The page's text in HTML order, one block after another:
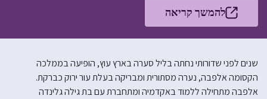
להמשך קריאה
שנים לפני שדורותי נחתה בליל סערה בארץ עוץ, הופיעה בממלכה
הקסומה אלפבה, נערה מסתורית ומבריקה בעלת עור ירוק כברקת.
אלפבה מתחילה ללמוד באקדמיה ומתחברת עם בת גילה גלינדה